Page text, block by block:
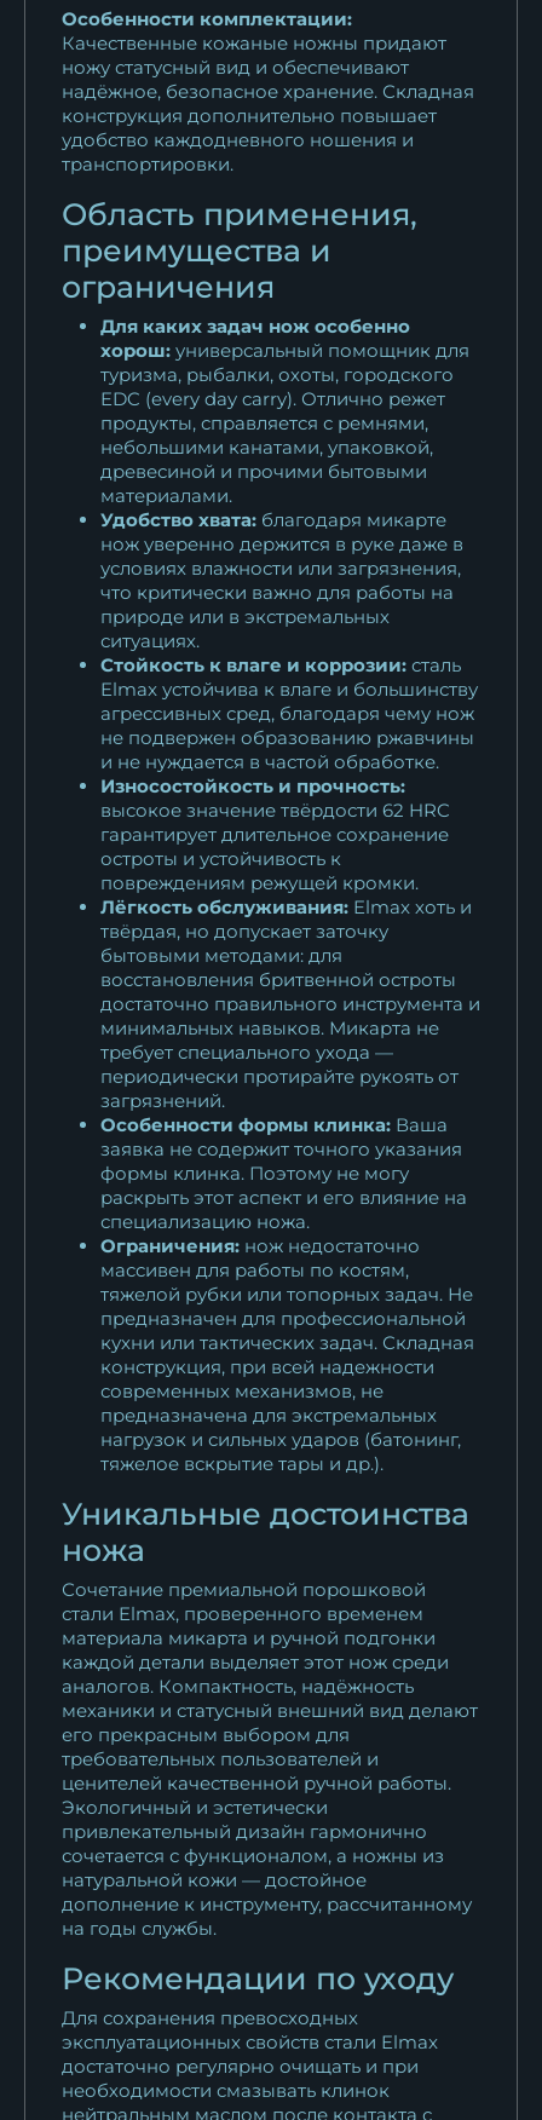
Особенности комплектации:
Качественные кожаные ножны придают
ножу статусный вид и обеспечивают
надёжное, безопасное хранение. Складная
конструкция дополнительно повышает
удобство каждодневного ношения и
транспортировки.
Область применения,
преимущества и
ограничения
Для каких задач нож особенно
хорош: универсальный помощник для
туризма, рыбалки, охоты, городского
EDC (every day carry). Отлично режет
продукты, справляется с ремнями,
небольшими канатами, упаковкой,
древесиной и прочими бытовыми
материалами.
Удобство хвата: благодаря микарте
нож уверенно держится в руке даже в
условиях влажности или загрязнения,
что критически важно для работы на
природе или в экстремальных
ситуациях.
Стойкость к влаге и коррозии: сталь
Elmax устойчива к влаге и большинству
агрессивных сред, благодаря чему нож
не подвержен образованию ржавчины
и не нуждается в частой обработке.
Износостойкость и прочность:
высокое значение твёрдости 62 HRC
гарантирует длительное сохранение
остроты и устойчивость к
повреждениям режущей кромки.
Лёгкость обслуживания: Elmax хоть и
твёрдая, но допускает заточку
бытовыми методами: для
восстановления бритвенной остроты
достаточно правильного инструмента и
минимальных навыков. Микарта не
требует специального ухода —
периодически протирайте рукоять от
загрязнений.
Особенности формы клинка: Ваша
заявка не содержит точного указания
формы клинка. Поэтому не могу
раскрыть этот аспект и его влияние на
специализацию ножа.
Ограничения: нож недостаточно
массивен для работы по костям,
тяжелой рубки или топорных задач. Не
предназначен для профессиональной
кухни или тактических задач. Складная
конструкция, при всей надежности
современных механизмов, не
предназначена для экстремальных
нагрузок и сильных ударов (батонинг,
тяжелое вскрытие тары и др.).
Уникальные достоинства
ножа
Сочетание премиальной порошковой
стали Elmax, проверенного временем
материала микарта и ручной подгонки
каждой детали выделяет этот нож среди
аналогов. Компактность, надёжность
механики и статусный внешний вид делают
его прекрасным выбором для
требовательных пользователей и
ценителей качественной ручной работы.
Экологичный и эстетически
привлекательный дизайн гармонично
сочетается с функционалом, а ножны из
натуральной кожи — достойное
дополнение к инструменту, рассчитанному
на годы службы.
Рекомендации по уходу
Для сохранения превосходных
эксплуатационных свойств стали Elmax
достаточно регулярно очищать и при
необходимости смазывать клинок
нейтральным маслом после контакта с